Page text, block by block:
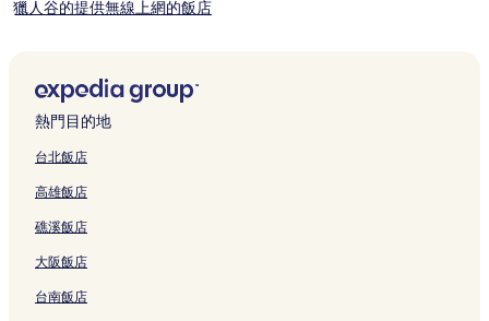
獵人谷的提供無線上網的飯店
辛格爾頓的汽車旅館
美特蘭 4 星級飯店
麥覺理湖飯店
布洛克山酒莊附近的飯店
威廉敦機場附近的飯店
熱門目的地
台北飯店
高雄飯店
礁溪飯店
大阪飯店
台南飯店